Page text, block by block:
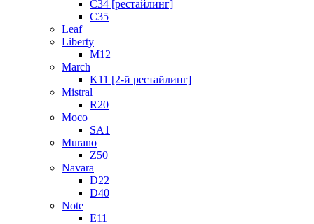
C34 [рестайлинг]
C35
Leaf
Liberty
M12
March
K11 [2-й рестайлинг]
Mistral
R20
Moco
SA1
Murano
Z50
Navara
D22
D40
Note
E11